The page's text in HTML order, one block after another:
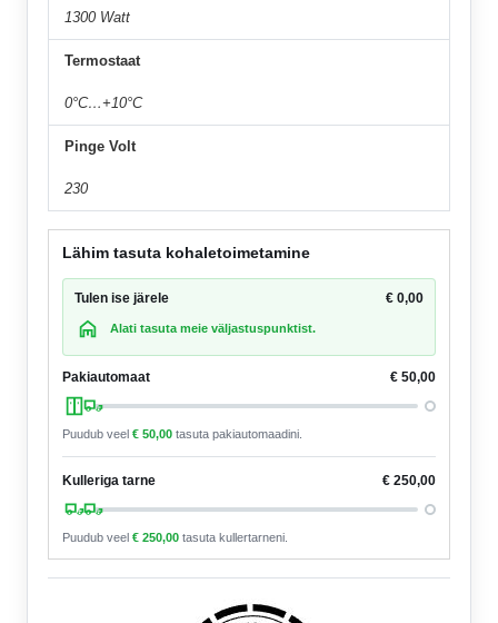
1300 Watt
Termostaat
0°C…+10°C
Pinge Volt
230
Lähim tasuta kohaletoimetamine
Tulen ise järele € 0,00
Alati tasuta meie väljastuspunktist.
Pakiautomaat € 50,00
Puudub veel € 50,00 tasuta pakiautomaadini.
Kulleriga tarne € 250,00
Puudub veel € 250,00 tasuta kullertarneni.